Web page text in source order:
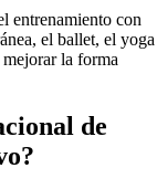
entrenamiento con
el ballet, el yoga
la forma
de